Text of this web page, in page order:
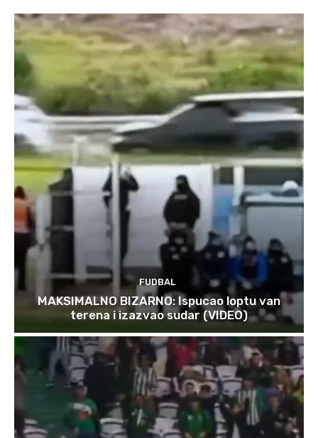
FUDBAL
MAKSIMALNO BIZARNO: Ispucao loptu van
terena i izazvao sudar (VIDEO)